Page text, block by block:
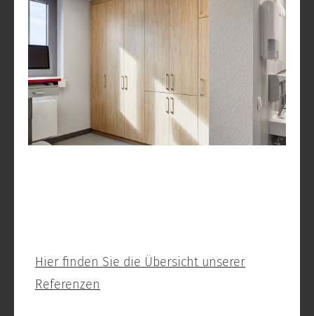
Hier finden Sie die Übersicht unserer
Referenzen